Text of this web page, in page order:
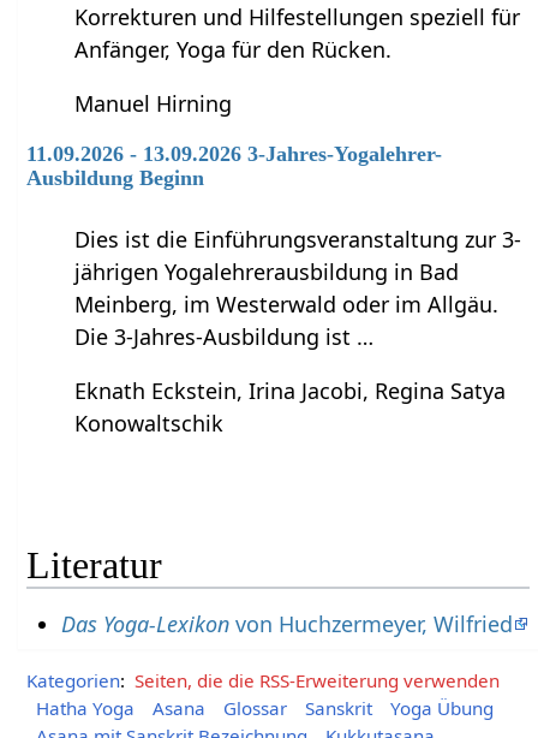
Korrekturen und Hilfestellungen speziell für
Anfänger, Yoga für den Rücken.
Manuel Hirning
11.09.2026 - 13.09.2026 3-Jahres-Yogalehrer-
Ausbildung Beginn
Dies ist die Einführungsveranstaltung zur 3-
jährigen Yogalehrerausbildung in Bad
Meinberg, im Westerwald oder im Allgäu.
Die 3-Jahres-Ausbildung ist …
Eknath Eckstein, Irina Jacobi, Regina Satya
Konowaltschik
Literatur
Das Yoga-Lexikonvon Huchzermeyer, Wilfried
Kategorien: Seiten, die die RSS-Erweiterung verwenden
Hatha Yoga
Asana Glossar Sanskrit
Yoga Übung